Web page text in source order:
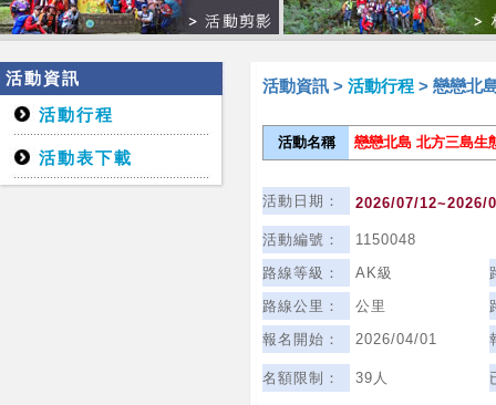
活動資訊
活動行程
活動表下載
活動資訊 > 活動行程> 戀戀北
活動名稱 戀戀北島 北方三島生
活動日期： 2026/07/12~2026/
活動編號：
1150048
路線等級：
AK級
路線公里：
公里
報名開始：
2026/04/01
名額限制： 39人